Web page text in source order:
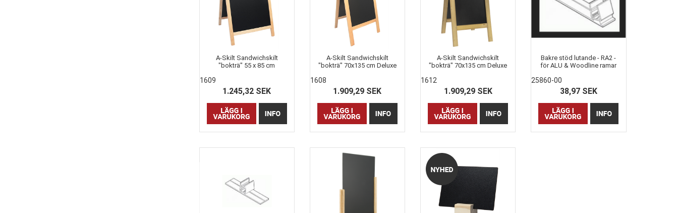
A-Skilt Sandwichskilt
"bokträ" 55 x 85 cm
1609
1.245,32 SEK
A-Skilt Sandwichskilt
"bokträ" 70x135 cm Deluxe
1608
1.909,29 SEK
A-Skilt Sandwichskilt
"bokträ" 70x135 cm Deluxe
1612
1.909,29 SEK
Bakre stöd lutande - RA2 -
för ALU & Woodline ramar
25860-00
38,97 SEK